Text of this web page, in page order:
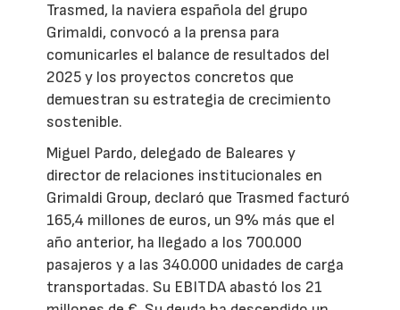
Trasmed, la naviera española del grupo
Grimaldi, convocó a la prensa para
comunicarles el balance de resultados del
2025 y los proyectos concretos que
demuestran su estrategia de crecimiento
sostenible.
Miguel Pardo, delegado de Baleares y
director de relaciones institucionales en
Grimaldi Group, declaró que Trasmed facturó
165,4 millones de euros, un 9% más que el
año anterior, ha llegado a los 700.000
pasajeros y a las 340.000 unidades de carga
transportadas. Su EBITDA abastó los 21